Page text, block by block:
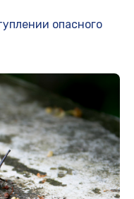
опасного